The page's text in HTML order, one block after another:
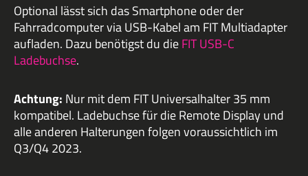
Optional lässt sich das Smartphone oder der
Fahrradcomputer via USB-Kabel am FIT Multiadapter
aufladen. Dazu benötigst du dieFIT USB-C
Ladebuchse.
Achtung: Nur mit dem FIT Universalhalter 35 mm
kompatibel. Ladebuchse für die Remote Display und
alle anderen Halterungen folgen voraussichtlich im
Q3/Q4 2023.